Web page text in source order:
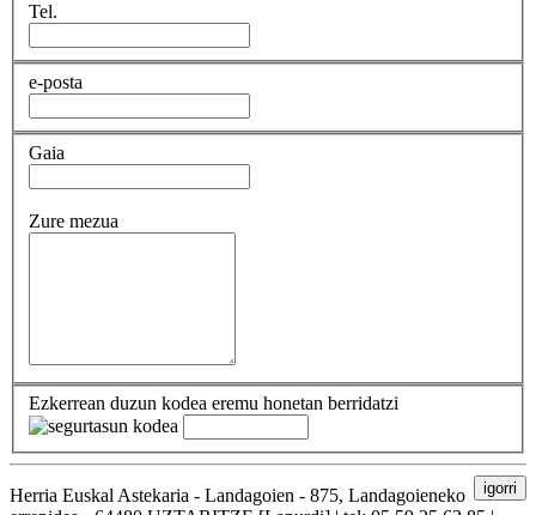
Tel.
e-posta
Gaia
Zure mezua
Ezkerrean duzun kodea eremu honetan berridatzi
igorri
Herria Euskal Astekaria - Landagoien - 875, Landagoieneko